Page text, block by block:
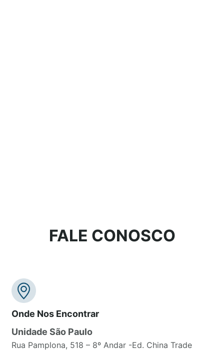
FALE CONOSCO
Onde Nos Encontrar
Unidade São Paulo
Rua Pamplona, 518 – 8º Andar -Ed. China Trade